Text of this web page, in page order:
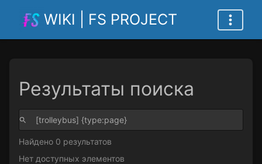
WIKI | FS PROJECT
Результаты поиска
Найдено 0 результатов
Нет доступных элементов